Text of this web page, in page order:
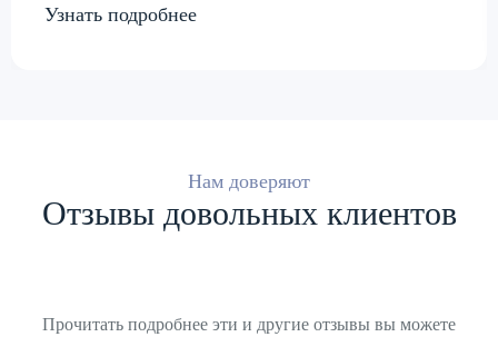
Узнать подробнее
Нам доверяют
Отзывы довольных клиентов
Прочитать подробнее эти и другие отзывы вы можете